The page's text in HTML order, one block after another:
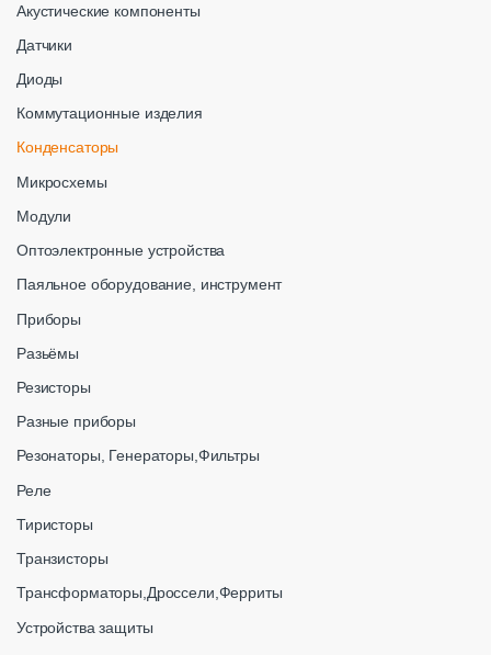
Акустические компоненты
Датчики
Диоды
Коммутационные изделия
Конденсаторы
Микросхемы
Модули
Оптоэлектронные устройства
Паяльное оборудование, инструмент
Приборы
Разьёмы
Резисторы
Разные приборы
Резонаторы, Генераторы,Фильтры
Реле
Тиристоры
Транзисторы
Трансформаторы,Дроссели,Ферриты
Устройства защиты